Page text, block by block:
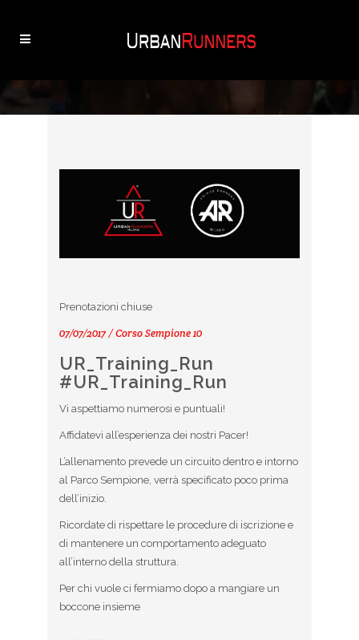
Prenotazioni chiuse
07/07/2017 / Corso Sempione 10
UR_Training_Run
#UR_Training_Run
Vi aspettiamo numerosi e puntuali!
Affidatevi all’esperienza dei nostri Pacer!
L’allenamento prevede un circuito dentro e intorno
al Parco Sempione, verrà specificato poco prima
dell’inizio.
Ricordate di rispettare le procedure di iscrizione e
di mantenere un comportamento adeguato
all’interno della struttura.
Per chi vuole ci fermiamo dopo a mangiare un
boccone insieme